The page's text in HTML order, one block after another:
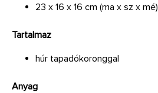
23 x 16 x 16 cm (ma x sz x mé)
Tartalmaz
húr tapadókoronggal
Anyag